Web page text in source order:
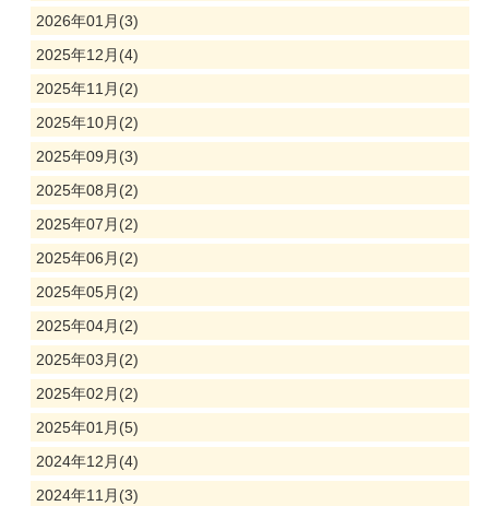
2026年01月(3)
2025年12月(4)
2025年11月(2)
2025年10月(2)
2025年09月(3)
2025年08月(2)
2025年07月(2)
2025年06月(2)
2025年05月(2)
2025年04月(2)
2025年03月(2)
2025年02月(2)
2025年01月(5)
2024年12月(4)
2024年11月(3)